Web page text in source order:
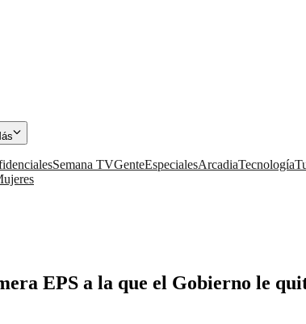
Semana TVGenteEspecialesArcadiaTecnología
EPS a la que el Gobierno le